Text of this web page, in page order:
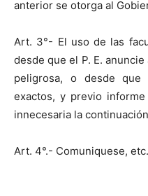
anterior se otorga al
Art. 3°- El uso de las
desde que el P. E.
peligrosa, o desde
exactos, y previo
innecesaria la
Art. 4°.- Comuniquese, etc.